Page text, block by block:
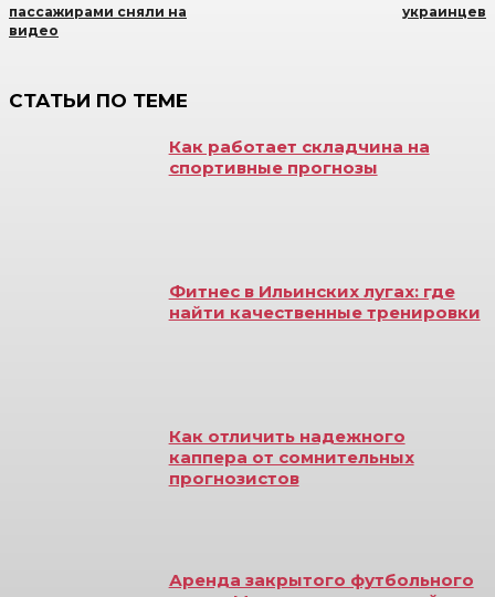
пассажирами сняли на
видео
украинцев
СТАТЬИ ПО ТЕМЕ
Как работает складчина на
спортивные прогнозы
Фитнес в Ильинских лугах: где
найти качественные тренировки
Как отличить надежного
каппера от сомнительных
прогнозистов
Аренда закрытого футбольного